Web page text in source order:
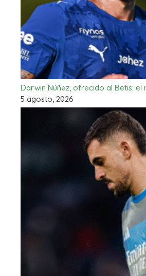
Darwin Núñez, ofrecido al Betis:
5 agosto, 2026